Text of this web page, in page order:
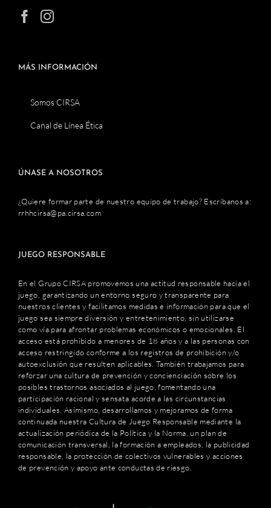
MÁS INFORMACIÓN
Somos CIRSA
Canal de Línea Ética
ÚNASE A NOSOTROS
¿Quiere formar parte de nuestro equipo de trabajo? Escríbanos a:
rrhhcirsa@pa.cirsa.com
JUEGO RESPONSABLE
En el Grupo CIRSA promovemos una actitud responsable hacia el
juego, garantizando un entorno seguro y transparente para
nuestros clientes y facilitamos medidas e información para que el
juego sea siempre diversión y entretenimiento, sin utilizarse
como vía para afrontar problemas económicos o emocionales. El
acceso está prohibido a menores de 18 años y a las personas con
acceso restringido conforme a los registros de prohibición y/o
autoexclusión que resulten aplicables. También trabajamos para
reforzar una cultura de prevención y concienciación sobre los
posibles trastornos asociados al juego, fomentando una
participación racional y sensata acorde a las circunstancias
individuales. Asimismo, desarrollamos y mejoramos de forma
continuada nuestra Cultura de Juego Responsable mediante la
actualización periódica de la Política y la Norma, un plan de
comunicación transversal, la formación a empleados, la publicidad
responsable, la protección de colectivos vulnerables y acciones
de prevención y apoyo ante conductas de riesgo.